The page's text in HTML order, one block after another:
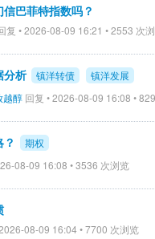
巴菲特指数吗？
复 • 2026-08-09 16:21 • 2553 次
分析 镇洋转债 镇洋发展
越醇 回复 • 2026-08-09 16:08 •
期权
08-09 16:08 • 3536 次浏览
08-09 16:04 • 7700 次浏览